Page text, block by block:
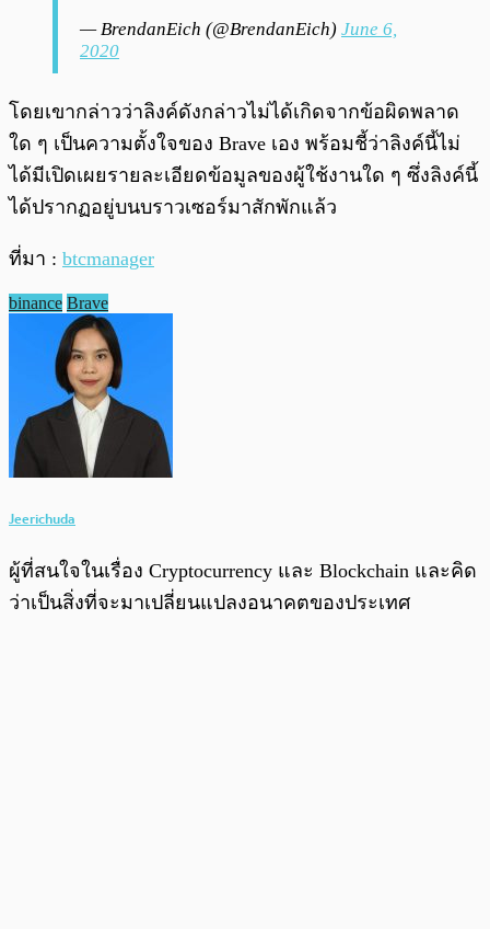
— BrendanEich (@BrendanEich) June 6,
2020
โดยเขากล่าวว่าลิงค์ดังกล่าวไม่ได้เกิดจากข้อผิดพลาด
ใด ๆ เป็นความตั้งใจของ Brave เอง พร้อมชี้ว่าลิงค์นี้ไม่
ได้มีเปิดเผยรายละเอียดข้อมูลของผู้ใช้งานใด ๆ ซึ่งลิงค์นี้
ได้ปรากฏอยู่บนบราวเซอร์มาสักพักแล้ว
ที่มา : btcmanager
binance Brave
Jeerichuda
ผู้ที่สนใจในเรื่อง Cryptocurrency และ Blockchain และคิด
ว่าเป็นสิ่งที่จะมาเปลี่ยนแปลงอนาคตของประเทศ